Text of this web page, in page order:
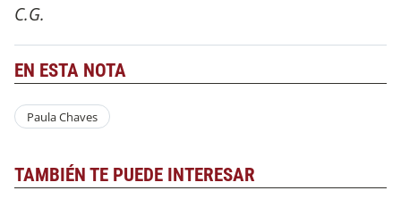
C.G.
EN ESTA NOTA
Paula Chaves
TAMBIÉN TE PUEDE INTERESAR